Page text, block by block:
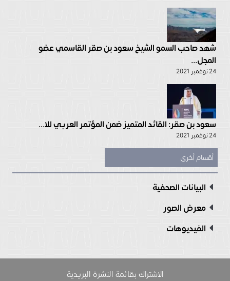
شهد صاحب السمو الشيخ سعود بن صقر القاسمي عضو
المجل...
24 نوفمبر 2021
سعود بن صقر: القائد المتميز ضمن المؤتمر العربي للا...
24 نوفمبر 2021
أقسام أخرى
البيانات الصحفية
معرض الصور
الفيديوهات
الاشتراك بقائمة النشرة البريدية